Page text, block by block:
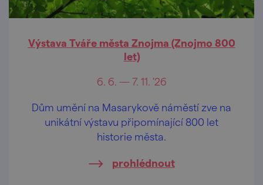
Výstava Tváře města Znojma (Znojmo 800
let)
6. 6. — 7. 11. '26
Dům umění na Masarykově náměstí zve na
unikátní výstavu připomínající 800 let
historie města.
prohlédnout